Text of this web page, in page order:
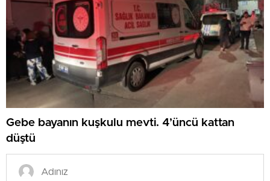
Gebe bayanın kuşkulu mevti. 4’üncü kattan
düştü